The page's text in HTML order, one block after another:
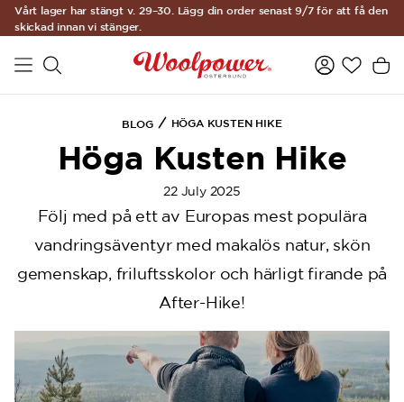
a11y-skip-to-main-content
Vårt lager har stängt v. 29–30. Lägg din order senast 9/7 för att få den
skickad innan vi stänger.
BLOG HÖGA KUSTEN HIKE
Höga Kusten Hike
22 July 2025
Följ med på ett av Europas mest populära
vandringsäventyr med makalös natur, skön
gemenskap, friluftsskolor och härligt firande på
After-Hike!